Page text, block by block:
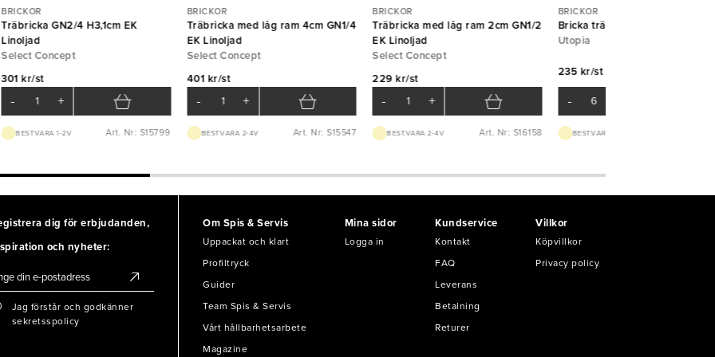
BRICKOR
Träbricka GN2/4 H3,1cm EK
Linoljad
Select Concept
301 kr/st
- +
BEST.VARA 1-2V Art. Nr: S15799
BRICKOR
Träbricka med låg ram 4cm GN1/4
EK Linoljad
Select Concept
401 kr/st
- +
BEST.VARA 2-4V Art. Nr: S15547
BRICKOR
Träbricka med låg ram 2cm GN1/2
EK Linoljad
Select Concept
229 kr/st
- +
BEST.VARA 2-4V Art. Nr: S16158
BRICKOR
Bricka trä oval 30,5x17,5 cm
Utopia
235 kr/st
-
BEST.VARA 1-2V
dig för erbjudanden,
och nyheter:
Jag förstår och godkänner
sekretsspolicy
Om Spis & Servis
Uppackat och klart
Profiltryck
Guider
Team Spis & Servis
Vårt hållbarhetsarbete
Magazine
Mina sidor
Logga in
Kundservice
Kontakt
FAQ
Leverans
Betalning
Returer
Villkor
Köpvillkor
Privacy policy